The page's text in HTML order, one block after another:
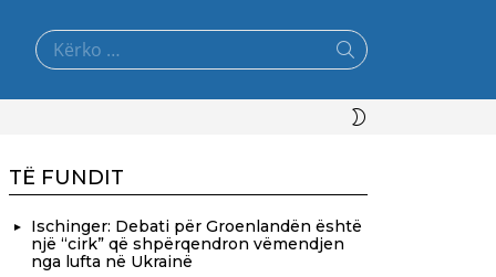
Search
for:
TË FUNDIT
Ischinger: Debati për Groenlandën është
një “cirk” që shpërqendron vëmendjen
nga lufta në Ukrainë